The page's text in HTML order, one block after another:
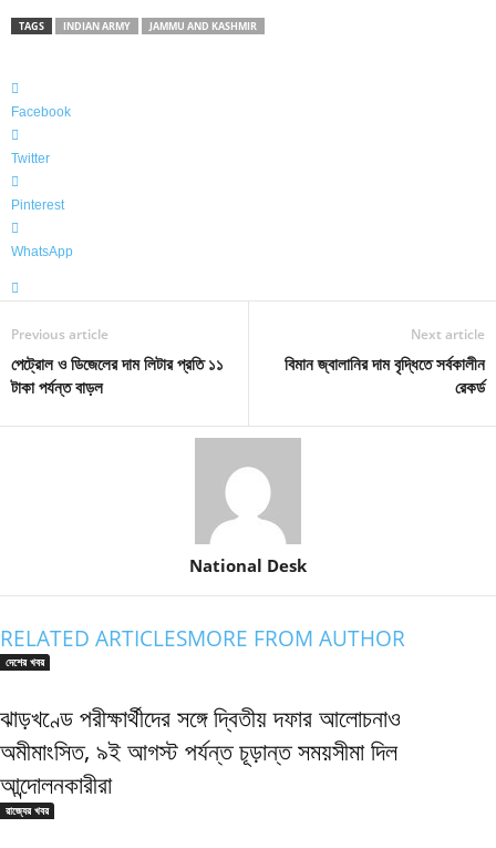
TAGS INDIAN ARMY JAMMU AND KASHMIR
Facebook
Twitter
Pinterest
WhatsApp
Previous article
পেট্রোল ও ডিজেলের দাম লিটার প্রতি ১১
টাকা পর্যন্ত বাড়ল
Next article
বিমান জ্বালানির দাম বৃদ্ধিতে সর্বকালীন
রেকর্ড
National Desk
RELATED ARTICLESMORE FROM AUTHOR
দেশের খবর
ঝাড়খণ্ডে পরীক্ষার্থীদের সঙ্গে দ্বিতীয় দফার আলোচনাও
অমীমাংসিত, ৯ই আগস্ট পর্যন্ত চূড়ান্ত সময়সীমা দিল
আন্দোলনকারীরা
রাজ্যের খবর